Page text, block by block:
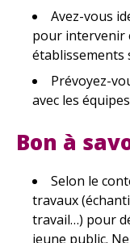
Avez-vous
pour intervenir
établissements
Prévoyez-
avec les
Bon à
Selon le
travaux
travail…) pour
jeune public.